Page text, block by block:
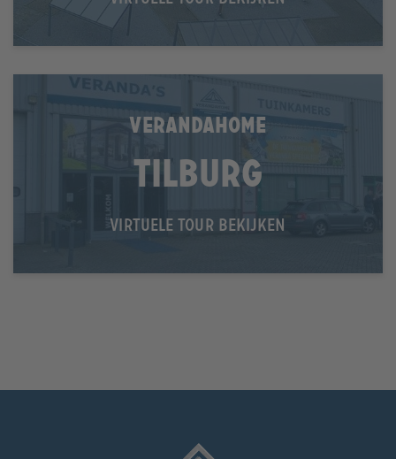
VERANDAHOME
Tilburg
VIRTUELE TOUR BEKIJKEN